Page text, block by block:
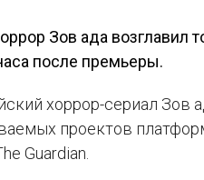
Зов ада возглавил
после премьеры.
хоррор-сериал Зов
проектов
Guardian.